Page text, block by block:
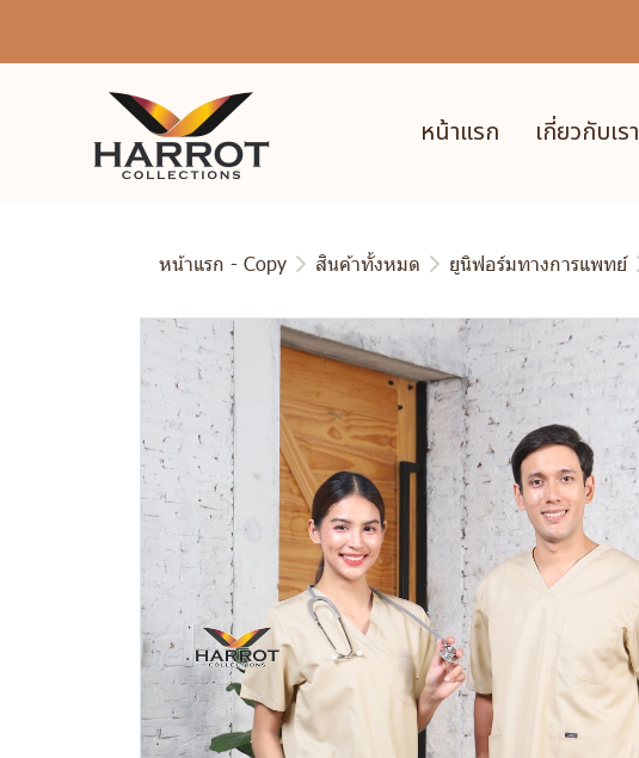
หน้าแรก เกี่ยวกับเรา
หน้าแรก - Copy สินค้าทั้งหมด ยูนิฟอร์มทางการแพทย์